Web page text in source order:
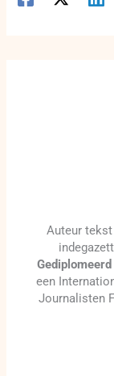
Auteur tekst
een
Journalisten